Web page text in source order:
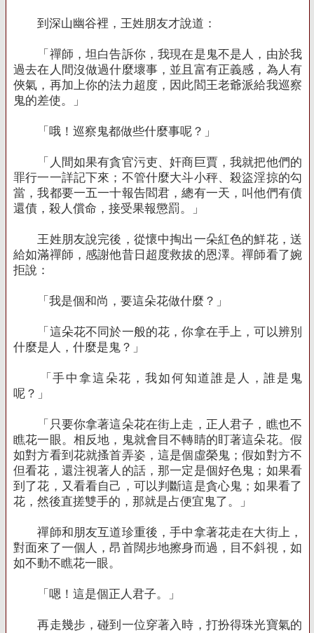
到深山幽谷裡，王姓朋友才說道：
「禪師，坦白告訴你，我現在是鬼不是人，由於我
過去在人間沒做過什麼壞事，並且富有正義感，為人有
俠氣，再加上你的法力超度，因此閻王老爺派給我巡察
鬼的差使。」
「哦！巡察鬼都做些什麼事呢？」
「人間如果有貪官污吏、奸商巨賈，我就把他們的
罪行一一詳記下來；不管什麼大斗小秤、殺盜淫掠的勾
當，我都要一五一十報告閻君，總有一天，叫他們有債
還債，殺人償命，接受果報懲罰。」
王姓朋友說完後，從懷中掏出一朵紅色的鮮花，送
給如滿禪師，感謝他昔日超度救拔的恩澤。禪師看了婉
拒說：
「我是個和尚，要這朵花做什麼？」
「這朵花不同於一般的花，你拿在手上，可以辨別
什麼是人，什麼是鬼？」
「手中拿這朵花，我如何知道誰是人，誰是鬼
呢？」
「只要你拿著這朵花在街上走，正人君子，瞧也不
瞧花一眼。相反地，鬼就會目不轉睛的盯著這朵花。假
如對方看到花就搔首弄姿，這是個虛榮鬼；假如對方不
但看花，還注視著人的話，那一定是個好色鬼；如果看
到了花，又看看自己，可以判斷這是貪心鬼；如果看了
花，然後直搓雙手的，那就是占便宜鬼了。」
禪師和朋友互道珍重後，手中拿著花走在大街上，
對面來了一個人，昂首闊步地擦身而過，目不斜視，如
如不動不瞧花一眼。
「嗯！這是個正人君子。」
再走幾步，碰到一位穿著入時，打扮得珠光寶氣的